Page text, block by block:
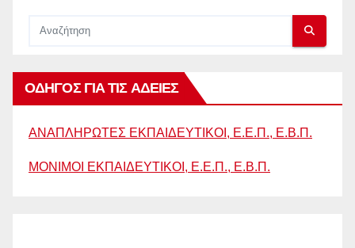
ΟΔΗΓΟΣ ΓΙΑ ΤΙΣ ΑΔΕΙΕΣ
ΑΝΑΠΛΗΡΩΤΕΣ ΕΚΠΑΙΔΕΥΤΙΚΟΙ, Ε.Ε.Π., Ε.Β.Π.
ΜΟΝΙΜΟΙ ΕΚΠΑΙΔΕΥΤΙΚΟΙ, Ε.Ε.Π., Ε.Β.Π.